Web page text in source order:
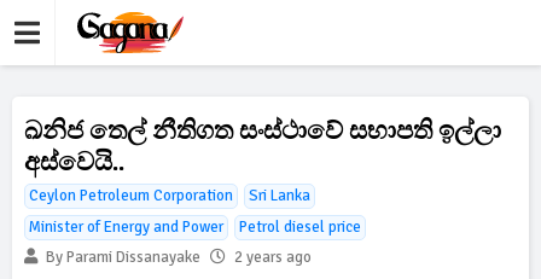
ඛනිජ තෙල් නීතිගත සංස්ථාවේ සභාපති ඉල්ලා
අස්වෙයි..
Ceylon Petroleum Corporation
Sri Lanka
Minister of Energy and Power
Petrol diesel price
By Parami Dissanayake
2 years ago